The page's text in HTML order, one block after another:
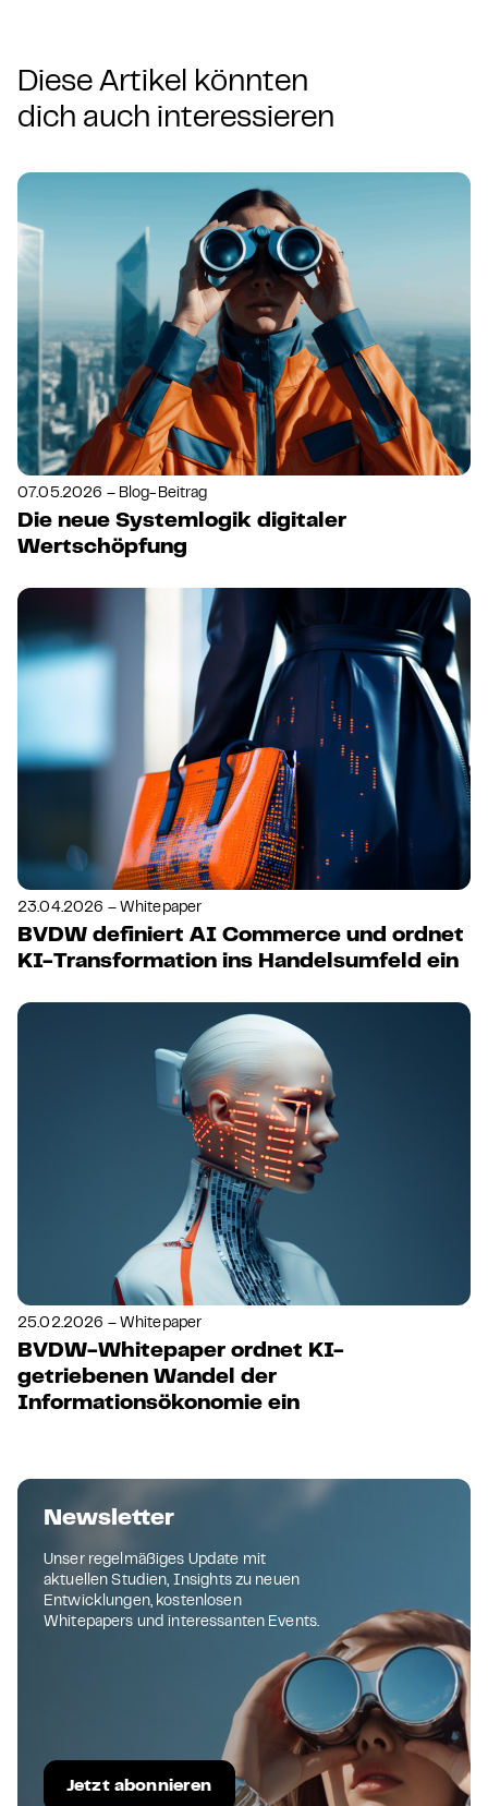
Diese Artikel könnten
dich auch interessieren
07.05.2026 – Blog-Beitrag
Die neue Systemlogik digitaler
Wertschöpfung
23.04.2026 – Whitepaper
BVDW definiert AI Commerce und ordnet
KI-Transformation ins Handelsumfeld ein
25.02.2026 – Whitepaper
BVDW-Whitepaper ordnet KI-
getriebenen Wandel der
Informationsökonomie ein
Newsletter
Unser regelmäßiges Update mit
aktuellen Studien, Insights zu neuen
Entwicklungen, kostenlosen
Whitepapers und interessanten Events.
Jetzt abonnieren